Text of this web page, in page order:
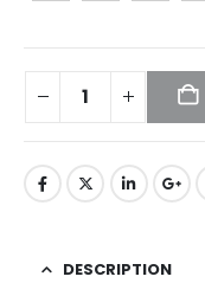
DESCRIPTION